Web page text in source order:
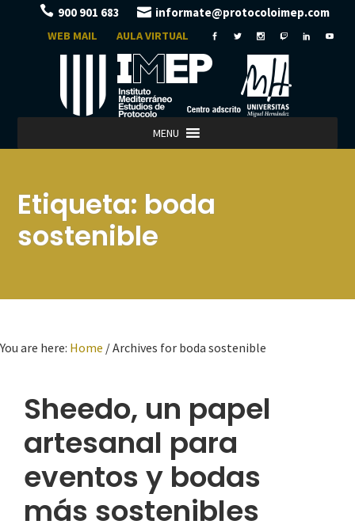
900 901 683 informate@protocoloimep.com
WEB MAIL AULA VIRTUAL
MENU
Etiqueta: boda
sostenible
You are here: Home /Archives for boda sostenible
Sheedo, un papel
artesanal para
eventos y bodas
más sostenibles